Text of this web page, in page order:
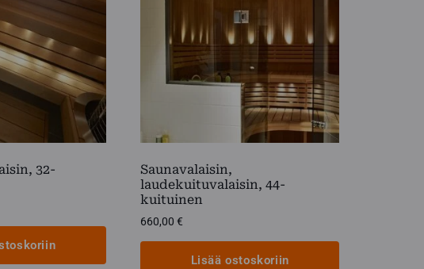
32-
Saunavalaisin,
laudekuituvalaisin, 44-
kuituinen
660,00€
Lisää ostoskoriin